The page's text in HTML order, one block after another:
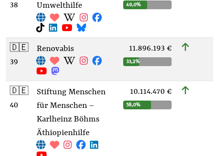
38
Umwelthilfe
49,0%
🇩🇪
39
Renovabis 11.896.193 €
33,2%
🇩🇪
40
Stiftung Menschen
für Menschen –
Karlheinz Böhms
Äthiopienhilfe
10.114.470 €
58,0%